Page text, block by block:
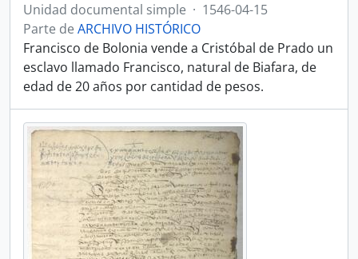
Unidad documental simple · 1546-04-15
Parte de ARCHIVO HISTÓRICO
Francisco de Bolonia vende a Cristóbal de Prado un
esclavo llamado Francisco, natural de Biafara, de
edad de 20 años por cantidad de pesos.